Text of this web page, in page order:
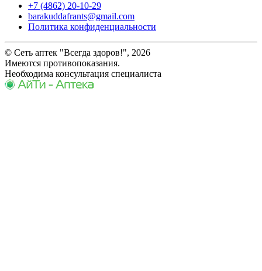
+7 (4862) 20-10-29
barakuddafrants@gmail.com
Политика конфиденциальности
© Сеть аптек "Всегда здоров!", 2026
Имеются противопоказания.
Необходима консультация специалиста